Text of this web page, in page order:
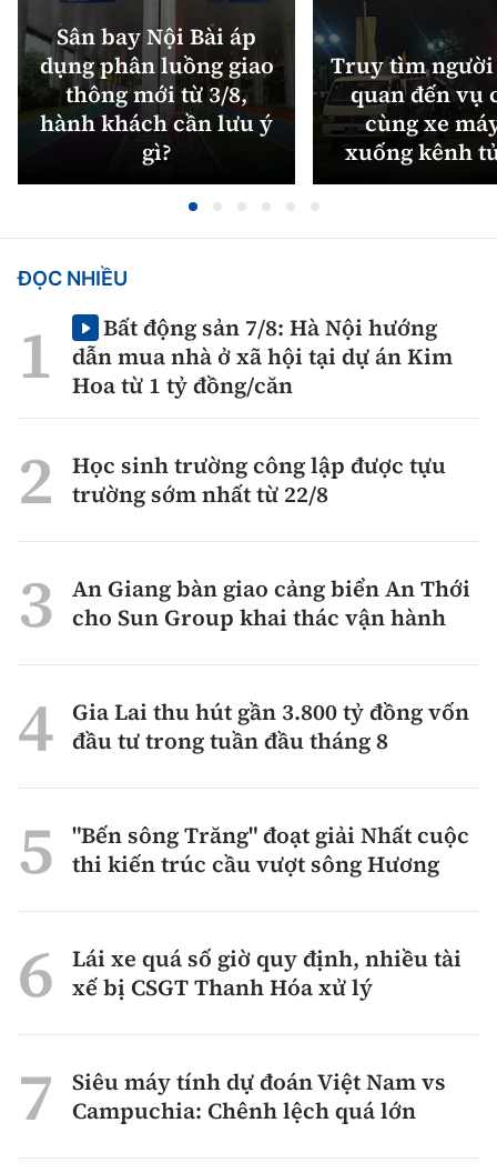
Sân bay Nội Bài áp
dụng phân luồng giao
thông mới từ 3/8,
hành khách cần lưu ý
gì?
Truy tìm
quan đến vụ
cùng xe
xuống kênh
ĐỌC NHIỀU
Bất động sản 7/8: Hà Nội hướng
dẫn mua nhà ở xã hội tại dự án Kim
Hoa từ 1 tỷ đồng/căn
Học sinh trường công lập được tựu
trường sớm nhất từ 22/8
An Giang bàn giao cảng biển An Thới
cho Sun Group khai thác vận hành
Gia Lai thu hút gần 3.800 tỷ đồng vốn
đầu tư trong tuần đầu tháng 8
"Bến sông Trăng" đoạt giải Nhất cuộc
thi kiến trúc cầu vượt sông Hương
Lái xe quá số giờ quy định, nhiều tài
xế bị CSGT Thanh Hóa xử lý
Siêu máy tính dự đoán Việt Nam vs
Campuchia: Chênh lệch quá lớn